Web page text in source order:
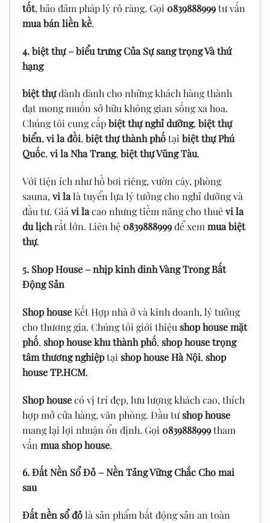
tốt, bảo đảm pháp lý rõ ràng. Gọi 0839888999tư vấn
mua bán liền kề.
4. biệt thự – biểu trưng Của Sự sang trọng Và thứ
hạng
biệt thựdành dành cho những khách hàng thành
đạt mong muốn sở hữu không gian sống xa hoa.
Chúng tôi cung cấpbiệt thự nghỉ dưỡng,biệt thự
biển,vi la đồi,biệt thự thành phốtạibiệt thự Phú
Quốc,vi la Nha Trang,biệt thự Vũng Tàu.
Với tiện ích như hồ bơi riêng, vườn cây, phòng
sauna, vi lalà tuyển lựa lý tưởng cho nghỉ dưỡng và
đầu tư. Giá vi lacao nhưng tiềm năng cho thuêvi la
du lịchrất lớn. Liên hệ0839888999để xem mua biệt
thự.
5. Shop House – nhịp kinh dinh Vàng Trong Bất
Động Sản
Shop house Kết Hợp nhà ở và kinh doanh, lý tưởng
cho thương gia. Chúng tôi giới thiệu shop house mặt
phố, shop house khu thành phố, shop house trọng
tâm thương nghiệptại shop house Hà Nội, shop
house TP.HCM.
Shop housecó vị trí đẹp, lưu lượng khách cao, thích
hợp mở cửa hàng, văn phòng. Đầu tưshop house
mang lại lợi nhuận ổn định. Gọi 0839888999tham
vấn mua shop house.
6. Đất Nền Sổ Đỏ – Nền Tảng Vững Chắc Cho mai
sau
Đất nền sổ đỏlà sản phẩm bất động sản an toàn